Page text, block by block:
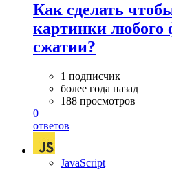
Как сделать
картинки любого
сжатии?
1 подписчик
более года назад
188 просмотров
0
ответов
JavaScript